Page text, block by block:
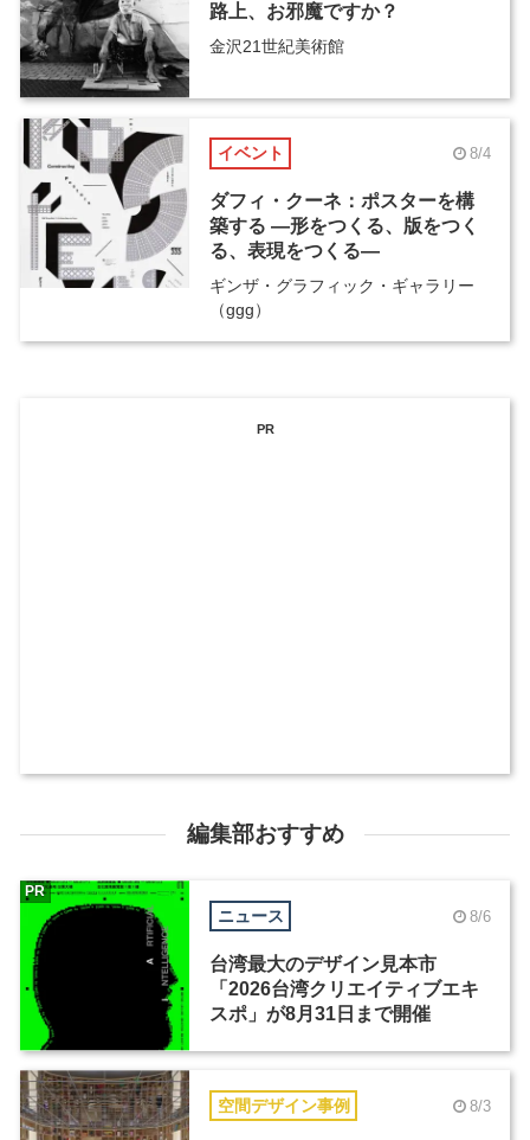
路上、お邪魔ですか？
金沢21世紀美術館
イベント 8/4
ダフィ・クーネ：ポスターを構
築する ―形をつくる、版をつく
る、表現をつくる―
ギンザ・グラフィック・ギャラリー
（ggg）
PR
編集部おすすめ
ニュース 8/6
台湾最大のデザイン見本市
「2026台湾クリエイティブエキ
スポ」が8月31日まで開催
PR
空間デザイン事例 8/3